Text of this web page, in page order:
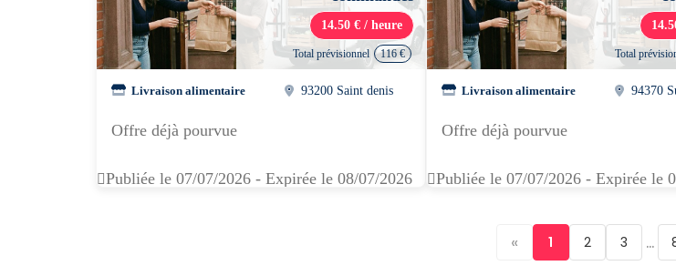
14.50 € / heure
Total prévisionnel 116 €
Livraison alimentaire 93200 Saint denis
Offre déjà pourvue
Publiée le 07/07/2026 - Expirée le 08/07/2026
Total
Livraison alimentaire 94370
Offre déjà pourvue
Publiée le 07/07/2026 - Expirée le
« 1 2 3 ...